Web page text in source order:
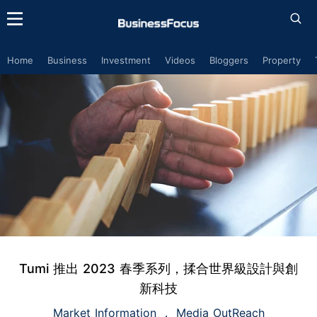
Home Business Investment Videos Bloggers Property
Tumi 推出 2023 春季系列，揉合世界級設計與創
新科技
Market Information Media OutReach